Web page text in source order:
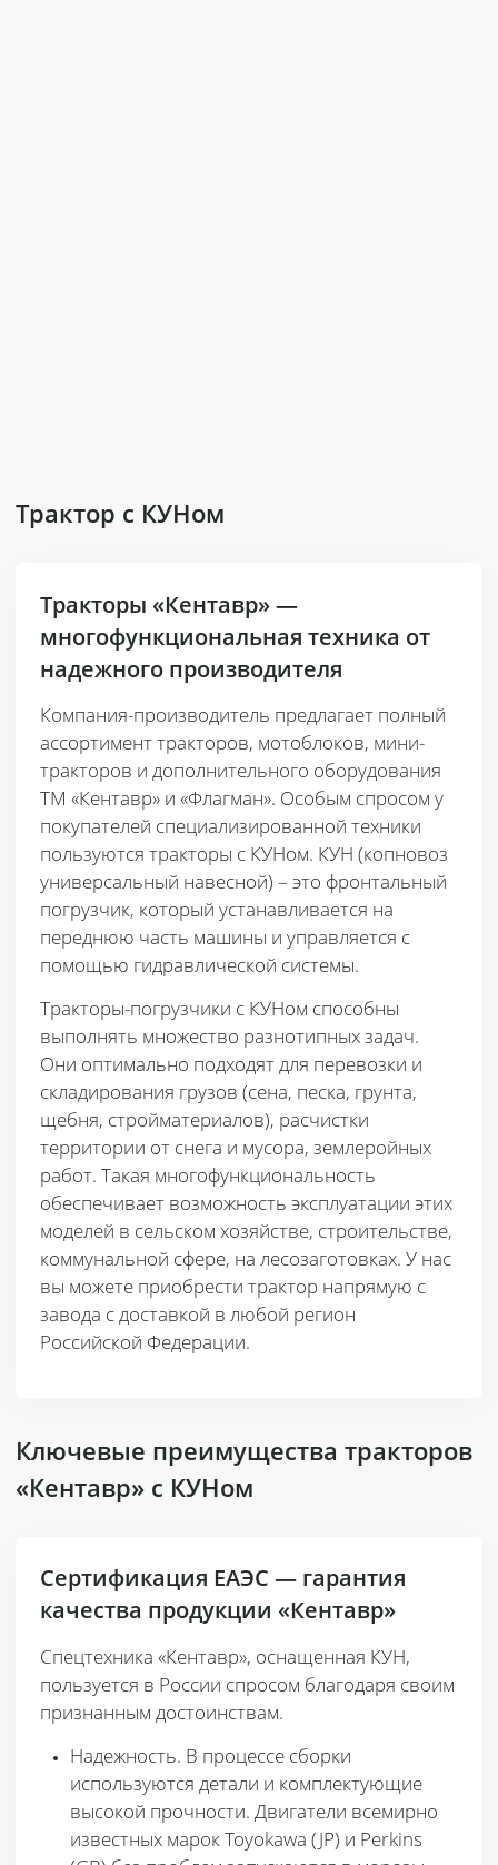
Трактор с КУНом
Тракторы «Кентавр» —
многофункциональная техника от
надежного производителя
Компания-производитель предлагает полный
ассортимент тракторов, мотоблоков, мини-
тракторов и дополнительного оборудования
ТМ «Кентавр» и «Флагман». Особым спросом у
покупателей специализированной техники
пользуются тракторы с КУНом. КУН (копновоз
универсальный навесной) – это фронтальный
погрузчик, который устанавливается на
переднюю часть машины и управляется с
помощью гидравлической системы.
Тракторы-погрузчики с КУНом способны
выполнять множество разнотипных задач.
Они оптимально подходят для перевозки и
складирования грузов (сена, песка, грунта,
щебня, стройматериалов), расчистки
территории от снега и мусора, землеройных
работ. Такая многофункциональность
обеспечивает возможность эксплуатации этих
моделей в сельском хозяйстве, строительстве,
коммунальной сфере, на лесозаготовках. У нас
вы можете приобрести трактор напрямую с
завода с доставкой в любой регион
Российской Федерации.
Ключевые преимущества тракторов
«Кентавр» с КУНом
Сертификация ЕАЭС — гарантия
качества продукции «Кентавр»
Спецтехника «Кентавр», оснащенная КУН,
пользуется в России спросом благодаря своим
признанным достоинствам.
Надежность. В процессе сборки
используются детали и комплектующие
высокой прочности. Двигатели всемирно
известных марок Toyokawa (JP) и Perkins